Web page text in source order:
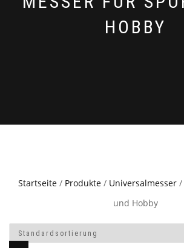
HOBBY
Startseite / Produkte / Universalmesser /
und Hobby